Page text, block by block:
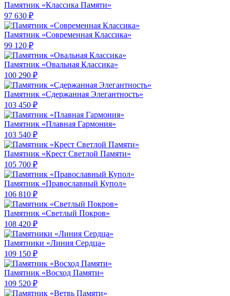
Памятник «Классика Памяти»
97 630 ₽
Памятник «Современная Классика»
99 120 ₽
Памятник «Овальная Классика»
100 290 ₽
Памятник «Сдержанная Элегантность»
103 450 ₽
Памятник «Плавная Гармония»
103 540 ₽
Памятник «Крест Светлой Памяти»
105 700 ₽
Памятник «Православный Купол»
106 810 ₽
Памятник «Светлый Покров»
108 420 ₽
Памятники «Линия Сердца»
109 150 ₽
Памятник «Восход Памяти»
109 520 ₽